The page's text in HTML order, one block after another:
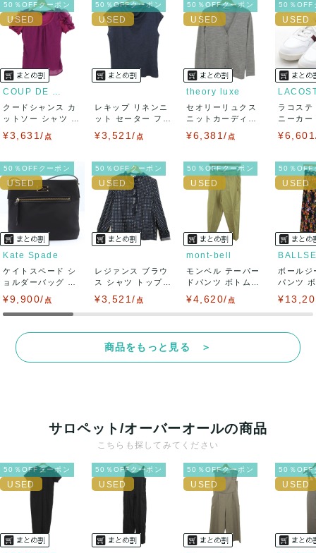
ない場合もございます。
万が一、購入後に偽造品等が発覚しましたら、返品・返金に
て対応致しますので、ご連絡お願い致します。
決済方法
クレジットカード、メルペイ、銀行振込、PayPay、コンビ
出荷
¥1,650 (見込み)
送料表を確認する
出荷目安：5営業日以内
出荷予定日：なるべく最短で発送致します。
兵庫県から出荷
50％OFFクーポン
COUP DE CHANCE
クードシャンス カ
ットソー シャツ 半
袖 シフォン...
¥3,631/ 点
50％OFFクーポン
レキップ リネンニ
ット セーター フレ
ンチスリーブ...
¥3,521/ 点
50％OFFクーポン
theory luxe
セオリーリュクス
ニットカーディガ
ン トップス 長...
¥6,381/ 点
50％OFF
ラコステ
ニーカ
LC ...
50％OFFクーポン
Kate Spade
ケイトスペード シ
ョルダーバッグ ナ
イロン クロス...
¥9,900/ 点
50％OFFクーポン
レジァンス ブラウ
ス シャツ トップス
フリル 長...
¥3,521/ 点
50％OFFクーポン
mont-bell
モンベル テーパー
ドパンツ ボトムス
レディース ...
¥4,620/ 点
50％OFF
ボールジ
パンツ
柄 トゥ
商品をもっと見る ＞
サロペット/オーバーオールの商品
こちらも探してみてください
50％OFFクーポン 50％OFFクーポン 50％OFFクーポン 50％OFF